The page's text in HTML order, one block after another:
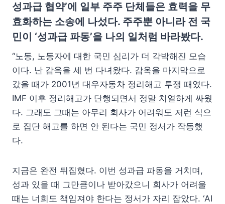
성과급 협약’에 일부 주주 단체들은 효력을 무
효화하는 소송에 나섰다. 주주뿐 아니라 전 국
민이 ‘성과급 파동’을 나의 일처럼 바라봤다.
“노동, 노동자에 대한 국민 심리가 더 각박해진 모습
이다. 난 감옥을 세 번 다녀왔다. 감옥을 마지막으로
갔을 때가 2001년 대우자동차 정리해고 투쟁 때였다.
IMF 이후 정리해고가 단행되면서 정말 치열하게 싸웠
다. 그래도 그때는 아무리 회사가 어려워도 저런 식으
로 집단 해고를 하면 안 된다는 국민 정서가 작동했
다.
지금은 완전 뒤집혔다. 이번 성과급 파동을 거치며,
성과 있을 때 그만큼이나 받아갔으니 회사가 어려울
때는 너희도 책임져야 한다는 정서가 자리 잡았다. ‘AI